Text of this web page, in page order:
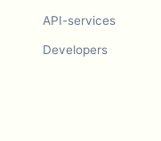
API-services
Developers